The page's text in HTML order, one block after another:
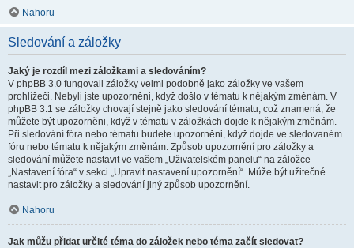
Nahoru
Sledování a záložky
Jaký je rozdíl mezi záložkami a sledováním?
V phpBB 3.0 fungovali záložky velmi podobně jako záložky ve vašem
prohlížeči. Nebyli jste upozorněni, když došlo v tématu k nějakým změnám. V
phpBB 3.1 se záložky chovají stejně jako sledování tématu, což znamená, že
můžete být upozorněni, když v tématu v záložkách dojde k nějakým změnám.
Při sledování fóra nebo tématu budete upozorněni, když dojde ve sledovaném
fóru nebo tématu k nějakým změnám. Způsob upozornění pro záložky a
sledování můžete nastavit ve vašem „Uživatelském panelu“ na záložce
„Nastavení fóra“ v sekci „Upravit nastavení upozornění“. Může být užitečné
nastavit pro záložky a sledování jiný způsob upozornění.
Nahoru
Jak můžu přidat určité téma do záložek nebo téma začít sledovat?